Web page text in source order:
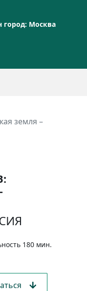
город: Москва
земля –
180 мин.